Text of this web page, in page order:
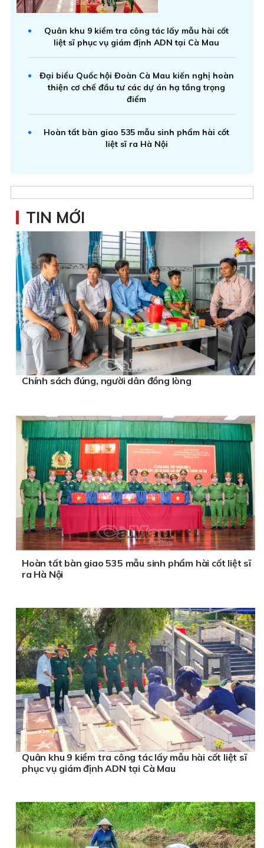
Quân khu 9 kiểm tra công tác lấy mẫu hài cốt
liệt sĩ phục vụ giám định ADN tại Cà Mau
Đại biểu Quốc hội Đoàn Cà Mau kiến nghị hoàn
thiện cơ chế đầu tư các dự án hạ tầng trọng
điểm
Hoàn tất bàn giao 535 mẫu sinh phẩm hài cốt
liệt sĩ ra Hà Nội
TIN MỚI
Chính sách đúng, người dân đồng lòng
Hoàn tất bàn giao 535 mẫu sinh phẩm hài cốt liệt sĩ
ra Hà Nội
Quân khu 9 kiểm tra công tác lấy mẫu hài cốt liệt sĩ
phục vụ giám định ADN tại Cà Mau